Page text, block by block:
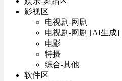
影视区
电视剧-网剧
电视剧-网剧 [AI生成]
电影
特摄
综合-其他
软件区